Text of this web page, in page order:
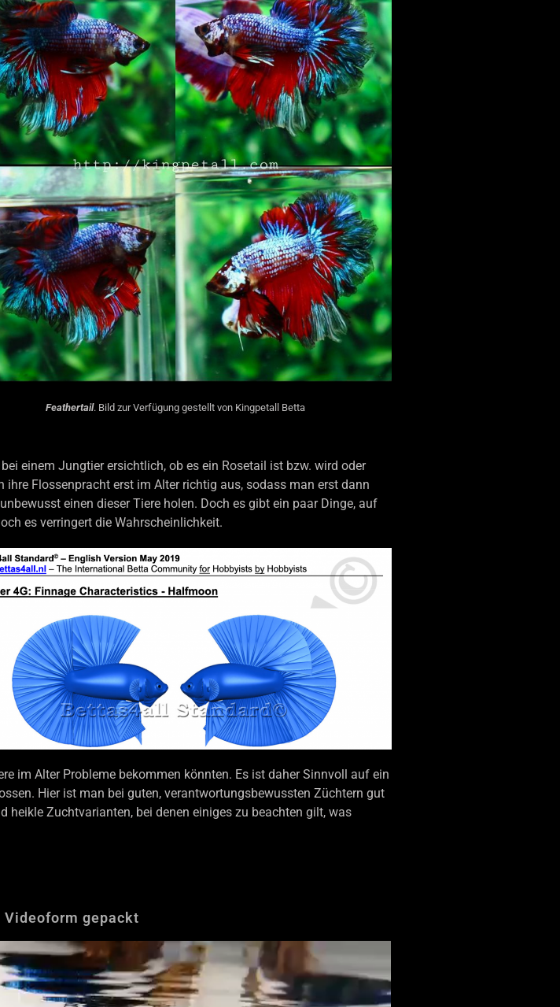
Feathertail. Bild zur Verfügung gestellt von Kingpetall Betta
einem Jungtier ersichtlich, ob es ein Rosetail ist bzw. wird oder
Flossenpracht erst im Alter richtig aus, sodass man erst dann
einen dieser Tiere holen. Doch es gibt ein paar Dinge, auf
es verringert die Wahrscheinlichkeit.
im Alter Probleme bekommen könnten. Es ist daher Sinnvoll auf ein
Hier ist man bei guten, verantwortungsbewussten Züchtern gut
Zuchtvarianten, bei denen einiges zu beachten gilt, was
Videoform gepackt